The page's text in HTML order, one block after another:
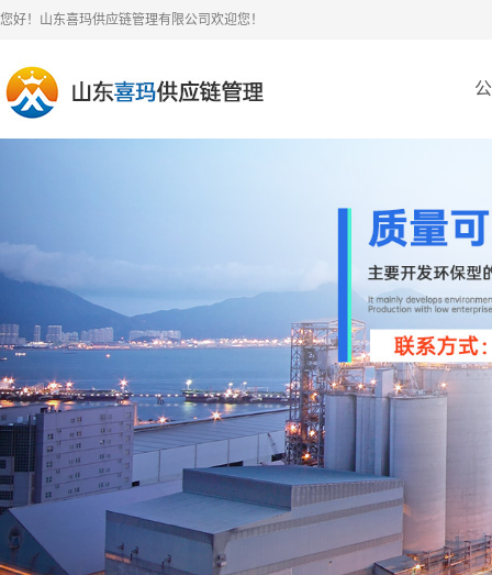
您好！山东喜玛供应链管理有限公司欢迎您！